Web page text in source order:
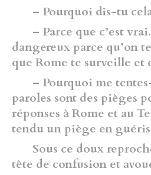
– Pourquoi dis-tu cela
– Parce que c’est
dangereux parce qu’on
que Rome te surveille et
– Pourquoi me tentes-
paroles sont des pièges
réponses à Rome et au
tendu un piège en
Sous ce doux
tête de confusion et